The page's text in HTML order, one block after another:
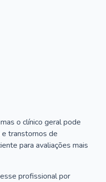
o clínico geral pode
transtornos de
para avaliações mais
profissional por